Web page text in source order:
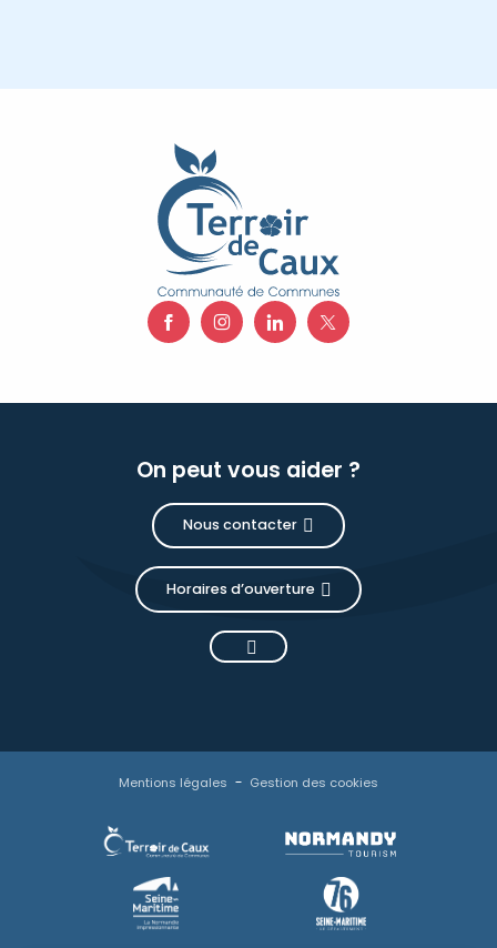
On peut vous aider ?
Nous contacter
Horaires d’ouverture
Mentions légales Gestion des cookies